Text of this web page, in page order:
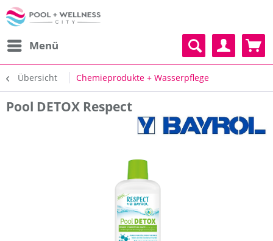
Menü
Übersicht Chemieprodukte + Wasserpflege
Pool DETOX Respect